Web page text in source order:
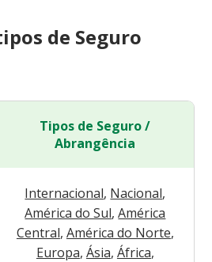
de Seguro
Tipos de Seguro /
Abrangência
Internacional, Nacional,
América do Sul, América
Central, América do Norte,
Europa, Ásia, África,